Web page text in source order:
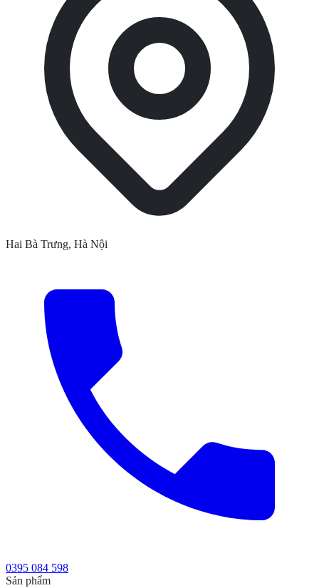
Hai Bà Trưng, Hà Nội
0395 084 598
Sản phẩm